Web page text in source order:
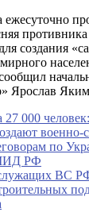
ежесуточно
создания
Ярослав
000
военно-
по
МИД РФ
ВС